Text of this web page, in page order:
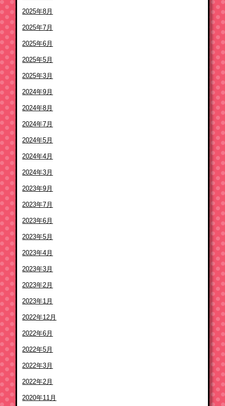
2025年8月
2025年7月
2025年6月
2025年5月
2025年3月
2024年9月
2024年8月
2024年7月
2024年5月
2024年4月
2024年3月
2023年9月
2023年7月
2023年6月
2023年5月
2023年4月
2023年3月
2023年2月
2023年1月
2022年12月
2022年6月
2022年5月
2022年3月
2022年2月
2020年11月